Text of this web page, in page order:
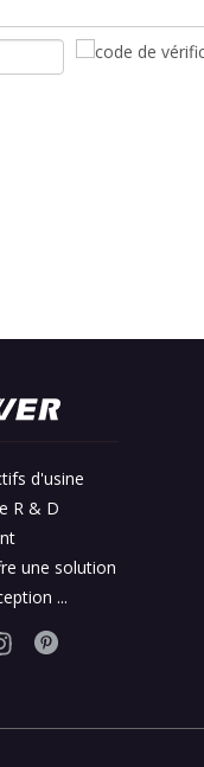
d'usine
R & D
une solution
...